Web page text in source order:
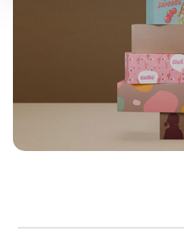
Dine valg anvendes på hele
funktionalitet og optimere
tillade cookies på vores
samtykke til at bruge
dine cookieindstillinger ved